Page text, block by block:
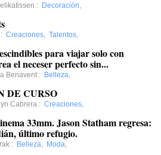
: Decoración,
: Creaciones, Talentos,
para viajar solo con
el neceser perfecto sin...
Benavent : Belleza,
DE CURSO
Cabrera : Creaciones,
33mm. Jason Statham regresa:
último refugio.
: Belleza, Moda,